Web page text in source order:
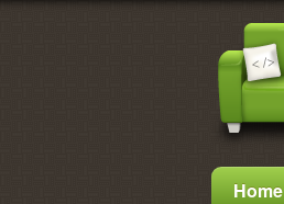
Home